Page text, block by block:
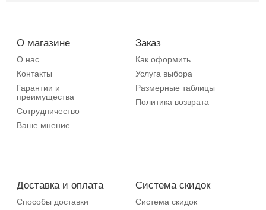
О магазине
О нас
Контакты
Гарантии и
преимущества
Сотрудничество
Ваше мнение
Заказ
Как оформить
Услуга выбора
Размерные таблицы
Политика возврата
Доставка и оплата
Способы доставки
Система скидок
Система скидок